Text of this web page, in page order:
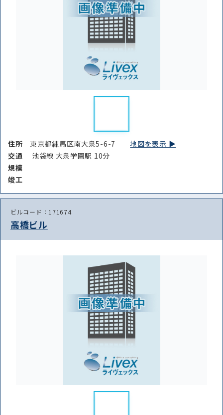
住所東京都練馬区南大泉5-6-7地図を表示 ▶︎
交通
池袋線 大泉学園駅 10分
規模
竣⼯
ビルコード：171674
高橋ビル